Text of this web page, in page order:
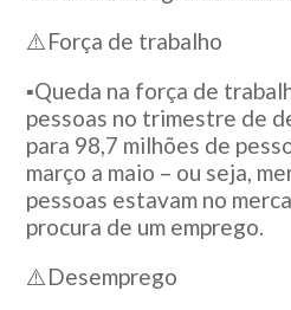
⚠️Força de trabalho
▪️Queda na força de
pessoas no trimestre de
para 98,7 milhões de
março a maio – ou seja,
pessoas estavam no
procura de um emprego.
⚠️Desemprego